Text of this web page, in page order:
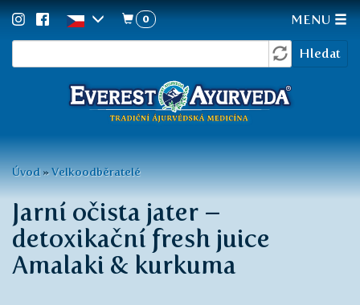
Hledat
0 MENU
Jste
zde
Úvod »Velkoodběratelé
Jarní očista jater –
detoxikační fresh juice
Amalaki & kurkuma